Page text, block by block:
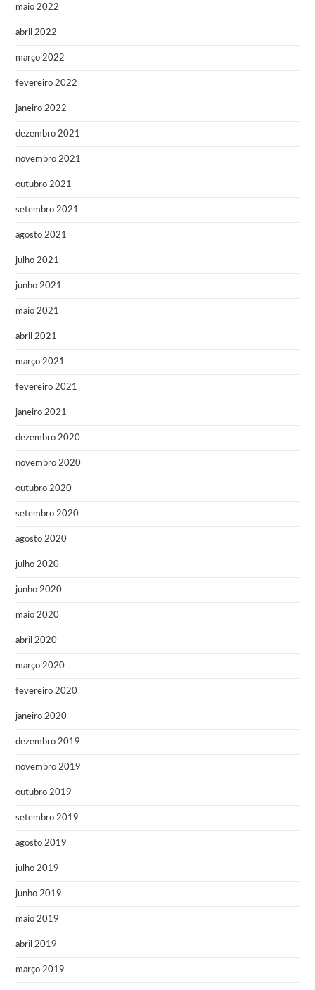
maio 2022
abril 2022
março 2022
fevereiro 2022
janeiro 2022
dezembro 2021
novembro 2021
outubro 2021
setembro 2021
agosto 2021
julho 2021
junho 2021
maio 2021
abril 2021
março 2021
fevereiro 2021
janeiro 2021
dezembro 2020
novembro 2020
outubro 2020
setembro 2020
agosto 2020
julho 2020
junho 2020
maio 2020
abril 2020
março 2020
fevereiro 2020
janeiro 2020
dezembro 2019
novembro 2019
outubro 2019
setembro 2019
agosto 2019
julho 2019
junho 2019
maio 2019
abril 2019
março 2019